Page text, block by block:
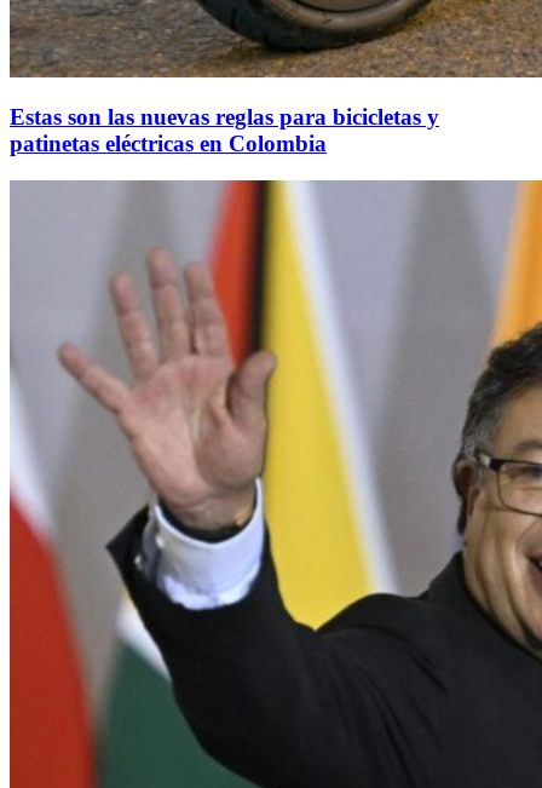
Estas son las nuevas reglas para bicicletas y
patinetas eléctricas en Colombia